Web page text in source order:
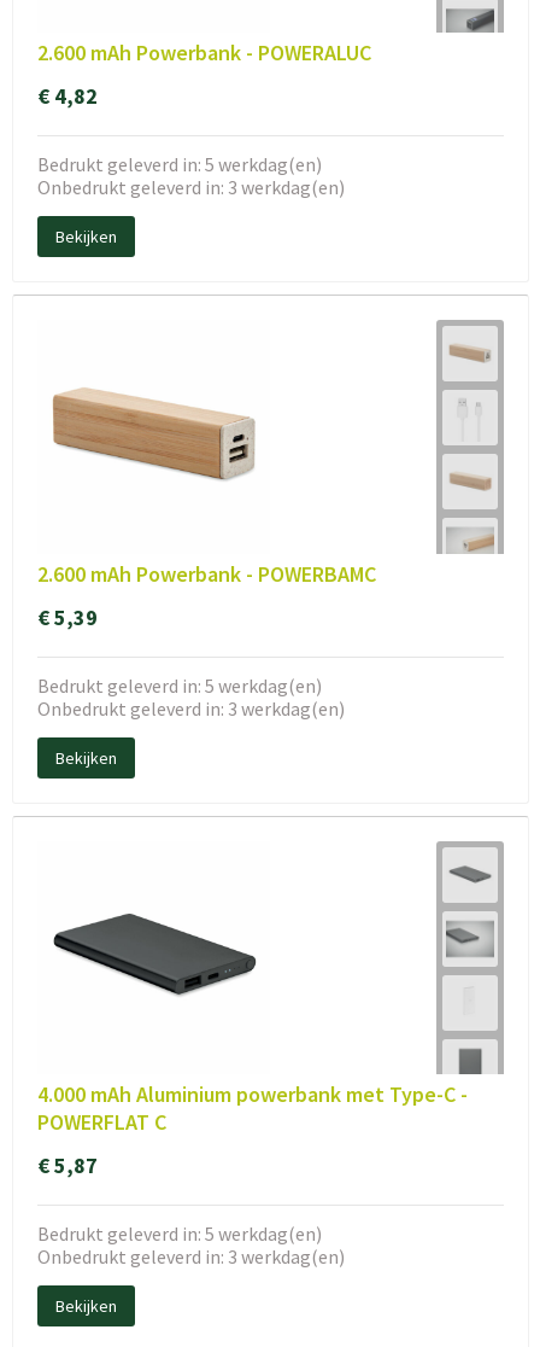
2.600 mAh Powerbank - POWERALUC
€ 4,82
Bedrukt geleverd in: 5 werkdag(en)
Onbedrukt geleverd in: 3 werkdag(en)
Bekijken
2.600 mAh Powerbank - POWERBAMC
€ 5,39
Bedrukt geleverd in: 5 werkdag(en)
Onbedrukt geleverd in: 3 werkdag(en)
Bekijken
4.000 mAh Aluminium powerbank met Type-C -
POWERFLAT C
€ 5,87
Bedrukt geleverd in: 5 werkdag(en)
Onbedrukt geleverd in: 3 werkdag(en)
Bekijken